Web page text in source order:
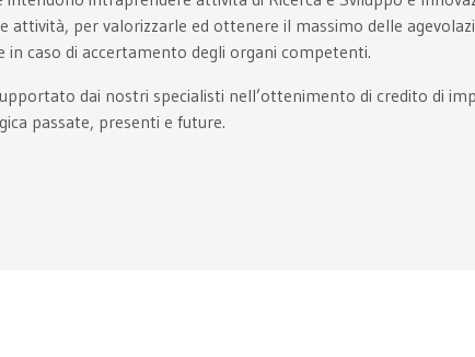
attività, per valorizzarle ed ottenere il massimo delle
caso di accertamento degli organi competenti.
dai nostri specialisti nell’ottenimento di credito di
passate, presenti e future.